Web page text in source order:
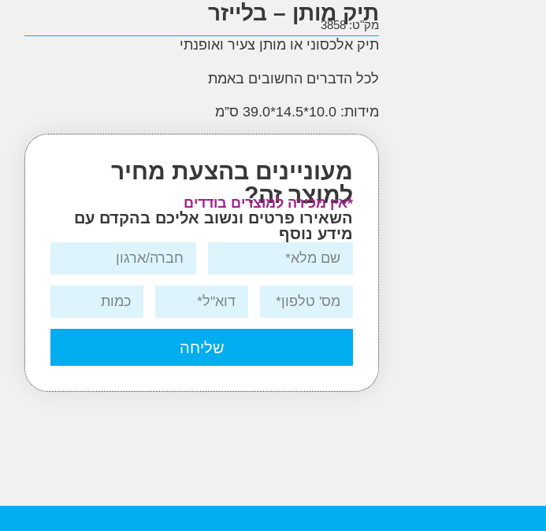
תיק מותן – בלייזר
מק"ט: 3858
תיק אלכסוני או מותן צעיר ואופנתי
לכל הדברים החשובים באמת
מידות: 10.0*14.5*39.0 ס”מ
מעוניינים בהצעת מחיר
למוצר זה?
*אין מכירה למוצרים בודדים
השאירו פרטים ונשוב אליכם בהקדם עם
מידע נוסף
שליחה